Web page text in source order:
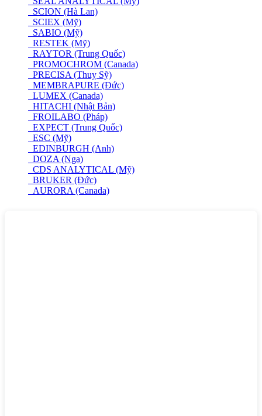
SCION (Hà Lan)
SCIEX (Mỹ)
SABIO (Mỹ)
RESTEK (Mỹ)
RAYTOR (Trung Quốc)
PROMOCHROM (Canada)
PRECISA (Thuỵ Sỹ)
MEMBRAPURE (Đức)
LUMEX (Canada)
HITACHI (Nhật Bản)
FROILABO (Pháp)
EXPECT (Trung Quốc)
ESC (Mỹ)
EDINBURGH (Anh)
DOZA (Nga)
CDS ANALYTICAL (Mỹ)
BRUKER (Đức)
AURORA (Canada)